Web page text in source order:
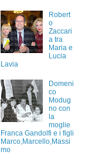
Robert
o
Zaccari
a tra
Maria e
Lucia
Lavia
Domeni
co
Modug
no con
la
moglie
Franca Gandolfi e i figli
Marco,Marcello,Massi
mo